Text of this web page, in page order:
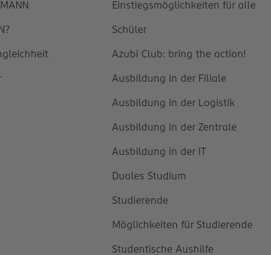
Einstiegsmöglichkeiten für alle
Schüler
Azubi Club: bring the action!
Ausbildung in der Filiale
Ausbildung in der Logistik
Ausbildung in der Zentrale
Ausbildung in der IT
Duales Studium
Studierende
Möglichkeiten für Studierende
Studentische Aushilfe